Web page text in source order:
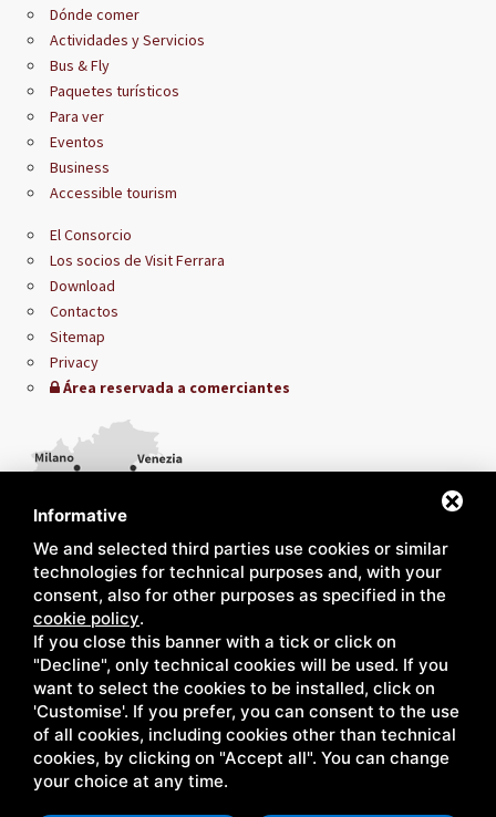
Dónde comer
Actividades y Servicios
Bus & Fly
Paquetes turísticos
Para ver
Eventos
Business
Accessible tourism
El Consorcio
Los socios de Visit Ferrara
Download
Contactos
Sitemap
Privacy
Área reservada a comerciantes
Informative
We and selected third parties use cookies or similar
technologies for technical purposes and, with your
consent, also for other purposes as specified in the
cookie policy.
If you close this banner with a tick or click on
"Decline", only technical cookies will be used. If you
want to select the cookies to be installed, click on
'Customise'. If you prefer, you can consent to the use
of all cookies, including cookies other than technical
cookies, by clicking on "Accept all". You can change
your choice at any time.